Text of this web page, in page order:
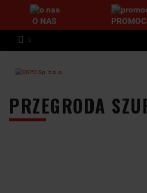
O NAS
PRZEGRODA